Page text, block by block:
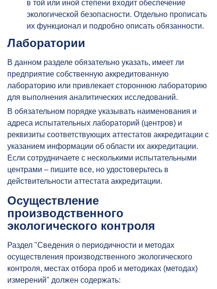
в той или иной степени входит обеспечение
экологической безопасности. Отдельно прописать
их функционал и подробно описать обязанности.
Лаборатории
В данном разделе обязательно указать, имеет ли
предприятие собственную аккредитованную
лабораторию или привлекает стороннюю лабораторию
для выполнения аналитических исследований.
В обязательном порядке указывать наименования и
адреса испытательных лабораторий (центров) и
реквизиты соответствующих аттестатов аккредитации с
указанием информации об области их аккредитации.
Если сотрудничаете с несколькими испытательными
центрами – пишите все, но удостоверьтесь в
действительности аттестата аккредитации.
Осуществление
производственного
экологического контроля
Раздел "Сведения о периодичности и методах
осуществления производственного экологического
контроля, местах отбора проб и методиках (методах)
измерений" должен содержать: